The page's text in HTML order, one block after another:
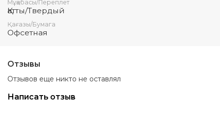
Мұқабасы/Переплет
Қатты/Твердый
Қағазы/Бумага
Офсетная
Отзывы
Отзывов еще никто не оставлял
Написать отзыв